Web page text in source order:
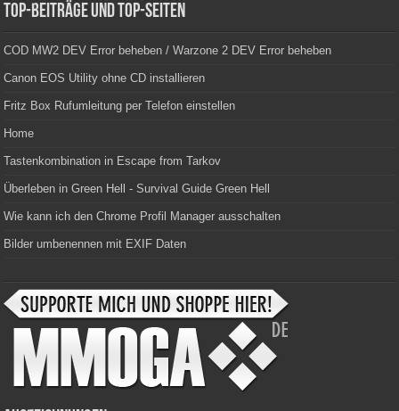
Top-Beiträge und Top-Seiten
COD MW2 DEV Error beheben / Warzone 2 DEV Error beheben
Canon EOS Utility ohne CD installieren
Fritz Box Rufumleitung per Telefon einstellen
Home
Tastenkombination in Escape from Tarkov
Überleben in Green Hell - Survival Guide Green Hell
Wie kann ich den Chrome Profil Manager ausschalten
Bilder umbenennen mit EXIF Daten